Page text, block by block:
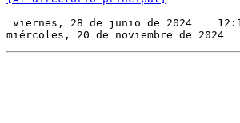
viernes, 28 de junio de 2024
miércoles, 20 de noviembre de